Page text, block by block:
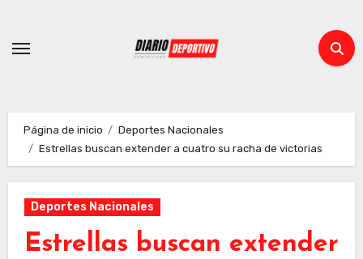
contenido
Página de inicio
Deportes Nacionales
Estrellas buscan extender a cuatro su racha de victorias
Deportes Nacionales
Estrellas buscan extender